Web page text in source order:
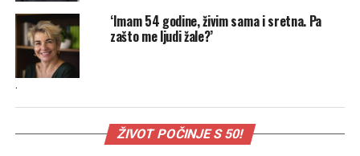
‘Imam 54 godine, živim sama i sretna. Pa
zašto me ljudi žale?’
.
ŽIVOT POČINJE S 50!